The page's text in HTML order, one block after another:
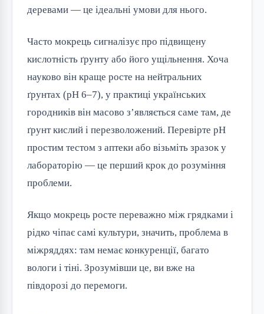
деревами — це ідеальні умови для нього.
Часто мокрець сигналізує про підвищену
кислотність ґрунту або його ущільнення. Хоча
науково він краще росте на нейтральних
ґрунтах (pH 6–7), у практиці українських
городників він масово з’являється саме там, де
ґрунт кислий і перезволожений. Перевірте pH
простим тестом з аптеки або візьміть зразок у
лабораторію — це перший крок до розуміння
проблеми.
Якщо мокрець росте переважно між грядками і
рідко чіпає самі культури, значить, проблема в
міжряддях: там немає конкуренції, багато
вологи і тіні. Зрозумівши це, ви вже на
півдорозі до перемоги.